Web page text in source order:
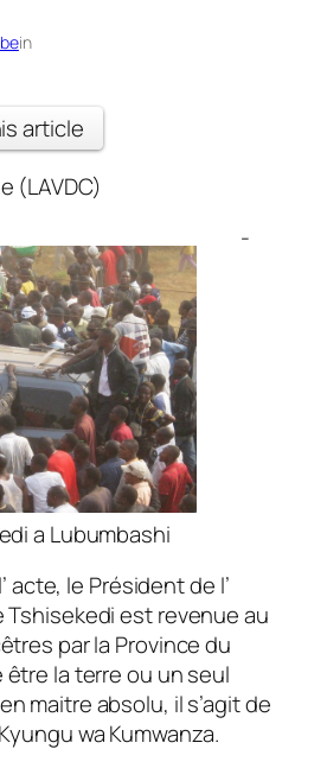
in
article
(LAVDC)
a Lubumbashi
-
acte, le Président de l’
Tshisekedi est revenue au
par la Province du
la terre ou un seul
maitre absolu, il s’agit de
wa Kumwanza.